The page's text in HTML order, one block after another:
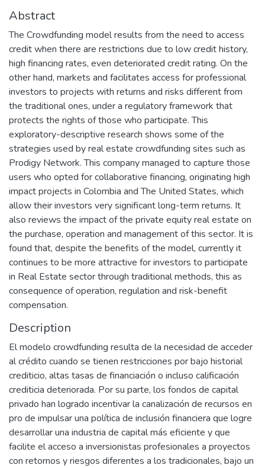
Abstract
The Crowdfunding model results from the need to access
credit when there are restrictions due to low credit history,
high financing rates, even deteriorated credit rating. On the
other hand, markets and facilitates access for professional
investors to projects with returns and risks different from
the traditional ones, under a regulatory framework that
protects the rights of those who participate. This
exploratory-descriptive research shows some of the
strategies used by real estate crowdfunding sites such as
Prodigy Network. This company managed to capture those
users who opted for collaborative financing, originating high
impact projects in Colombia and The United States, which
allow their investors very significant long-term returns. It
also reviews the impact of the private equity real estate on
the purchase, operation and management of this sector. It is
found that, despite the benefits of the model, currently it
continues to be more attractive for investors to participate
in Real Estate sector through traditional methods, this as
consequence of operation, regulation and risk-benefit
compensation.
Description
El modelo crowdfunding resulta de la necesidad de acceder
al crédito cuando se tienen restricciones por bajo historial
crediticio, altas tasas de financiación o incluso calificación
crediticia deteriorada. Por su parte, los fondos de capital
privado han logrado incentivar la canalización de recursos en
pro de impulsar una política de inclusión financiera que logre
desarrollar una industria de capital más eficiente y que
facilite el acceso a inversionistas profesionales a proyectos
con retornos y riesgos diferentes a los tradicionales, bajo un